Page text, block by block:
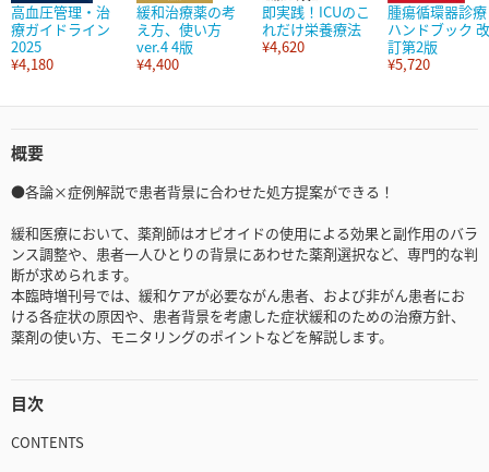
高血圧管理・治
療ガイドライン
2025
¥4,180
緩和治療薬の考
え方、使い方
ver.4 4版
¥4,400
即実践！ICUのこ
れだけ栄養療法
¥4,620
腫瘍循環器診療
ハンドブック 改
訂第2版
¥5,720
概要
●各論×症例解説で患者背景に合わせた処方提案ができる！
緩和医療において、薬剤師はオピオイドの使用による効果と副作用のバラ
ンス調整や、患者一人ひとりの背景にあわせた薬剤選択など、専門的な判
断が求められます。
本臨時増刊号では、緩和ケアが必要ながん患者、および非がん患者にお
ける各症状の原因や、患者背景を考慮した症状緩和のための治療方針、
薬剤の使い方、モニタリングのポイントなどを解説します。
目次
CONTENTS